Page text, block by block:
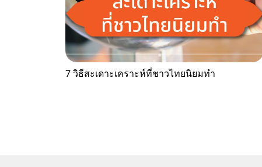
7 วิธีสะเดาะเคราะห์ที่ชาวไทยนิยมทำ